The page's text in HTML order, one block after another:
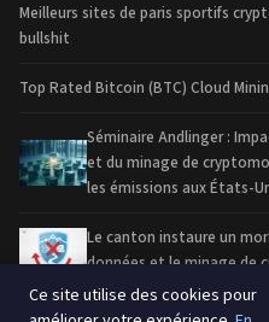
Meilleurs sites de paris sportifs
bullshit
Top Rated Bitcoin (BTC) Cloud
Séminaire Andlinger :
et du minage de
les émissions aux États-
Le canton instaure un
données et le minage de
Ce site utilise des cookies pour